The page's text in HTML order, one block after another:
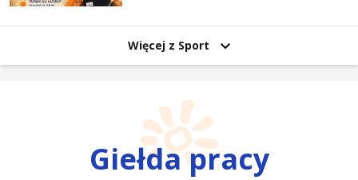
Więcej z Sport
Giełda pracy